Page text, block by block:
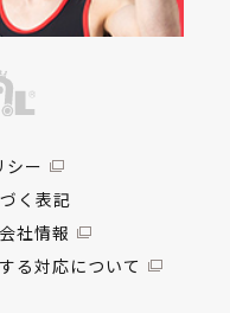
シー
く表記
社情報
る対応について